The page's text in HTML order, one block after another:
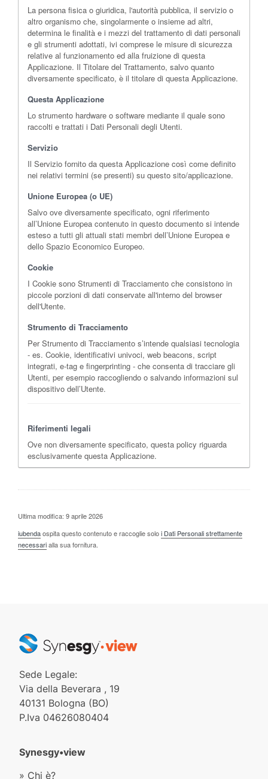
La persona fisica o giuridica, l'autorità pubblica, il servizio o
altro organismo che, singolarmente o insieme ad altri,
determina le finalità e i mezzi del trattamento di dati personali
e gli strumenti adottati, ivi comprese le misure di sicurezza
relative al funzionamento ed alla fruizione di questa
Applicazione. Il Titolare del Trattamento, salvo quanto
diversamente specificato, è il titolare di questa Applicazione.
Questa Applicazione
Lo strumento hardware o software mediante il quale sono
raccolti e trattati i Dati Personali degli Utenti.
Servizio
Il Servizio fornito da questa Applicazione così come definito
nei relativi termini (se presenti) su questo sito/applicazione.
Unione Europea (o UE)
Salvo ove diversamente specificato, ogni riferimento
all’Unione Europea contenuto in questo documento si intende
esteso a tutti gli attuali stati membri dell’Unione Europea e
dello Spazio Economico Europeo.
Cookie
I Cookie sono Strumenti di Tracciamento che consistono in
piccole porzioni di dati conservate all'interno del browser
dell'Utente.
Strumento di Tracciamento
Per Strumento di Tracciamento s’intende qualsiasi tecnologia
- es. Cookie, identificativi univoci, web beacons, script
integrati, e-tag e fingerprinting - che consenta di tracciare gli
Utenti, per esempio raccogliendo o salvando informazioni sul
dispositivo dell’Utente.
Riferimenti legali
Ove non diversamente specificato, questa policy riguarda
esclusivamente questa Applicazione.
Ultima modifica: 9 aprile 2026
iubendaospita questo contenuto e raccoglie soloi Dati Personali strettamente
necessarialla sua fornitura.
Sede Legale:
Via della Beverara , 19
40131 Bologna (BO)
P.Iva 04626080404
Synesgy•view
» Chi è?